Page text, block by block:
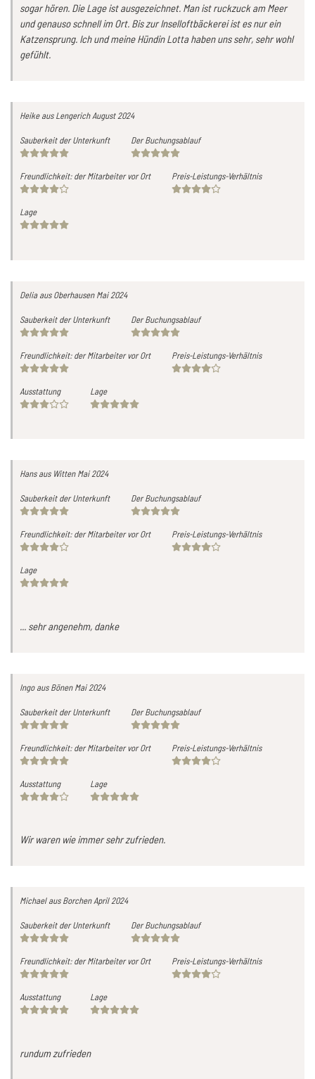
sogar hören. Die Lage ist ausgezeichnet. Man ist ruckzuck am Meer
und genauso schnell im Ort. Bis zur Inselloftbäckerei ist es nur ein
Katzensprung. Ich und meine Hündin Lotta haben uns sehr, sehr wohl
gefühlt.
Heikeaus Lengerich August 2024
Sauberkeit der Unterkunft Der Buchungsablauf
Freundlichkeit: der Mitarbeiter vor Ort Preis-Leistungs-Verhältnis
Lage
Deliaaus Oberhausen Mai 2024
Sauberkeit der Unterkunft Der Buchungsablauf
Freundlichkeit: der Mitarbeiter vor Ort Preis-Leistungs-Verhältnis
Ausstattung Lage
Hansaus Witten Mai 2024
Sauberkeit der Unterkunft Der Buchungsablauf
Freundlichkeit: der Mitarbeiter vor Ort Preis-Leistungs-Verhältnis
Lage
... sehr angenehm, danke
Ingoaus Bönen Mai 2024
Sauberkeit der Unterkunft Der Buchungsablauf
Freundlichkeit: der Mitarbeiter vor Ort Preis-Leistungs-Verhältnis
Ausstattung Lage
Wir waren wie immer sehr zufrieden.
Michaelaus Borchen April 2024
Sauberkeit der Unterkunft Der Buchungsablauf
Freundlichkeit: der Mitarbeiter vor Ort Preis-Leistungs-Verhältnis
Ausstattung Lage
rundum zufrieden